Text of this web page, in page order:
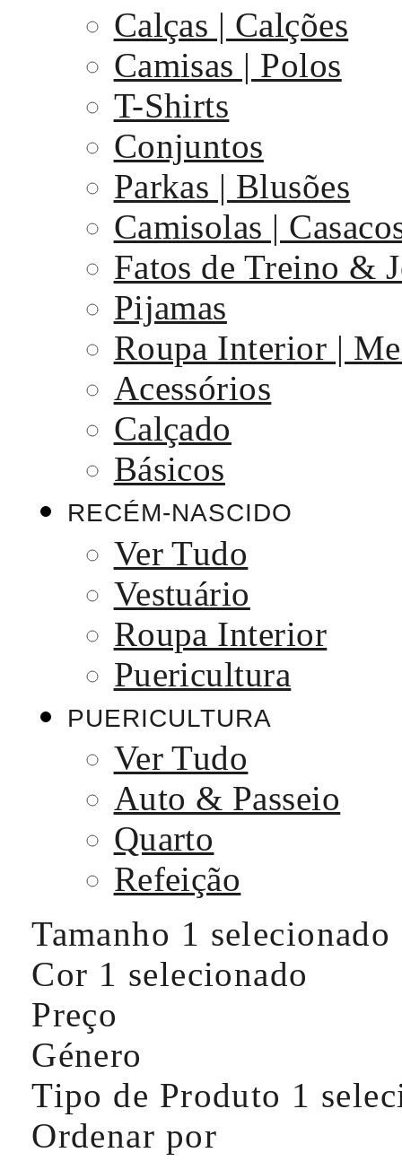
Calças | Calções
Camisas | Polos
T-Shirts
Conjuntos
Parkas | Blusões
Camisolas |
Fatos de Treino &
Pijamas
Roupa Interior |
Acessórios
Calçado
Básicos
RECÉM-NASCIDO
Ver Tudo
Vestuário
Roupa Interior
Puericultura
PUERICULTURA
Ver Tudo
Auto & Passeio
Quarto
Refeição
Tamanho 1 selecionado
Cor 1 selecionado
Preço
Género
Tipo de Produto 1
Ordenar por